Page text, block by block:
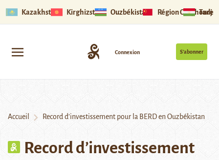
Kazakhstan Kirghizstan Ouzbékistan Région Ouïghoure
S’abonner
Connexion
Accueil Record d’investissement pour la BERD en Ouzbékistan
Record d’investissement